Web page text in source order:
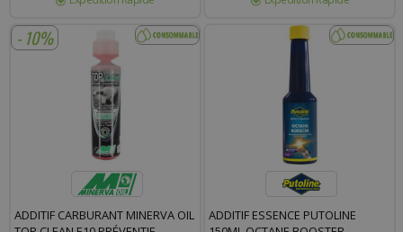
- 10%
ADDITIF CARBURANT MINERVA OIL
ADDITIF ESSENCE PUTOLINE